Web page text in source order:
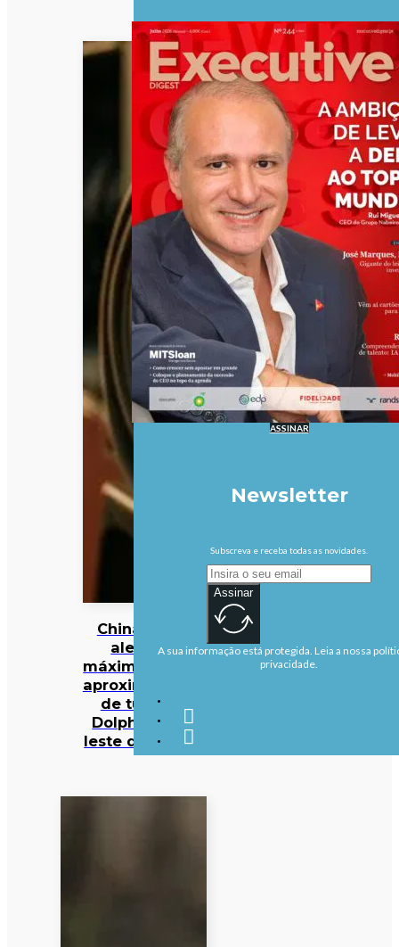
China em
alerta
máximo com
aproximação
de tufão
Dolphin ao
leste do país
ASSINAR
Newsletter
Subscreva e receba todas as novidades.
Assinar
A sua informação está protegida. Leia a nossa
privacidade.